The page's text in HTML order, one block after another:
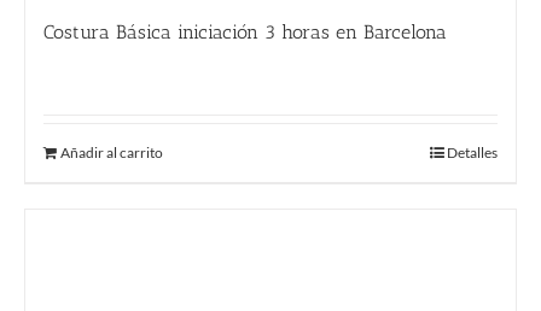
Costura Básica iniciación 3 horas en Barcelona
Añadir al carrito Detalles